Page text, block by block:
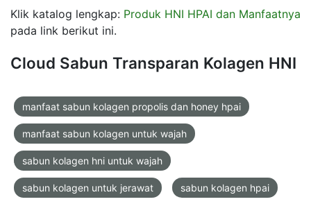
Klik katalog lengkap: Produk HNI HPAI dan Manfaatnya
pada link berikut ini.
Cloud Sabun Transparan Kolagen HNI
manfaat sabun kolagen propolis dan honey hpai
manfaat sabun kolagen untuk wajah
sabun kolagen hni untuk wajah
sabun kolagen untuk jerawat sabun kolagen hpai